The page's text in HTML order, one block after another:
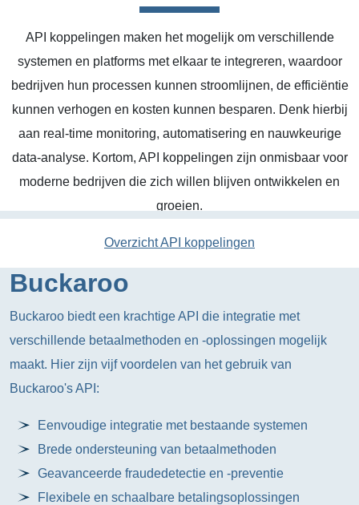
API koppelingen maken het mogelijk om verschillende
systemen en platforms met elkaar te integreren, waardoor
bedrijven hun processen kunnen stroomlijnen, de efficiëntie
kunnen verhogen en kosten kunnen besparen. Denk hierbij
aan real-time monitoring, automatisering en nauwkeurige
data-analyse. Kortom, API koppelingen zijn onmisbaar voor
moderne bedrijven die zich willen blijven ontwikkelen en
groeien.
Overzicht API koppelingen
Buckaroo
Buckaroo biedt een krachtige API die integratie met
verschillende betaalmethoden en -oplossingen mogelijk
maakt. Hier zijn vijf voordelen van het gebruik van
Buckaroo's API:
Eenvoudige integratie met bestaande systemen
Brede ondersteuning van betaalmethoden
Geavanceerde fraudedetectie en -preventie
Flexibele en schaalbare betalingsoplossingen